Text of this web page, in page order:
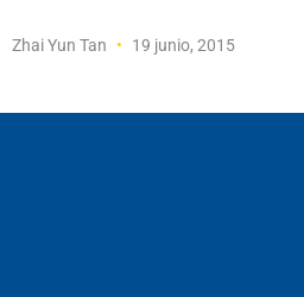
Zhai Yun Tan 19 junio, 2015